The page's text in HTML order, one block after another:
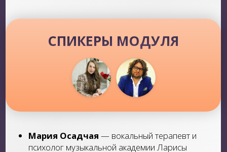
работодатель может оплатить учебу
ПРЕИМУЩЕСТВА: